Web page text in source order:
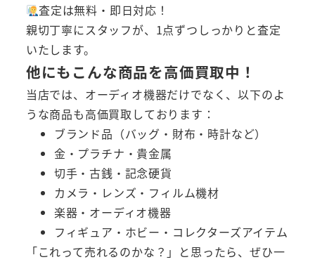
査定は無料・即日対応！
親切丁寧にスタッフが、1点ずつしっかりと査定
いたします。
他にもこんな商品を高価買取中！
当店では、オーディオ機器だけでなく、以下のよ
うな商品も高価買取しております：
ブランド品（バッグ・財布・時計など）
金・プラチナ・貴金属
切手・古銭・記念硬貨
カメラ・レンズ・フィルム機材
楽器・オーディオ機器
フィギュア・ホビー・コレクターズアイテム
「これって売れるのかな？」と思ったら、ぜひ一